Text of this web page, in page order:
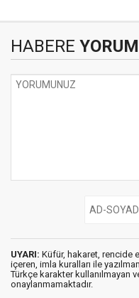
HABERE
UYARI: Küfür, hakaret, rencide
içeren, imla kuralları ile
Türkçe karakter kullanılmayan
onaylanmamaktadır.